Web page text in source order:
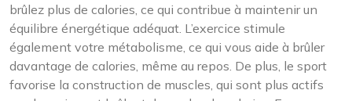
brûlez plus de calories, ce qui contribue à maintenir un
équilibre énergétique adéquat. L’exercice stimule
également votre métabolisme, ce qui vous aide à brûler
davantage de calories, même au repos. De plus, le sport
favorise la construction de muscles, qui sont plus actifs